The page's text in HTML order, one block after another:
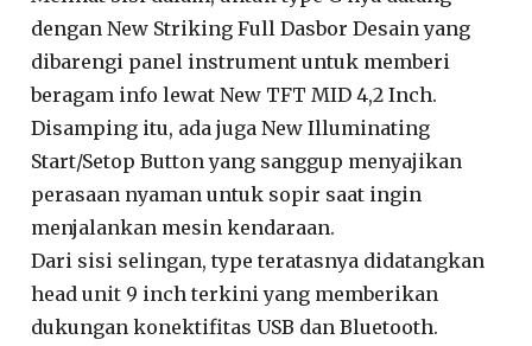
dengan New Striking Full Dasbor Desain yang
dibarengi panel instrument untuk memberi
beragam info lewat New TFT MID 4,2 Inch.
Disamping itu, ada juga New Illuminating
Start/Setop Button yang sanggup menyajikan
perasaan nyaman untuk sopir saat ingin
menjalankan mesin kendaraan.
Dari sisi selingan, type teratasnya didatangkan
head unit 9 inch terkini yang memberikan
dukungan konektifitas USB dan Bluetooth.